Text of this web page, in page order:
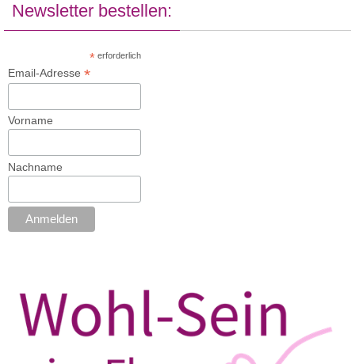
Newsletter bestellen:
* erforderlich
Email-Adresse*
Vorname
Nachname